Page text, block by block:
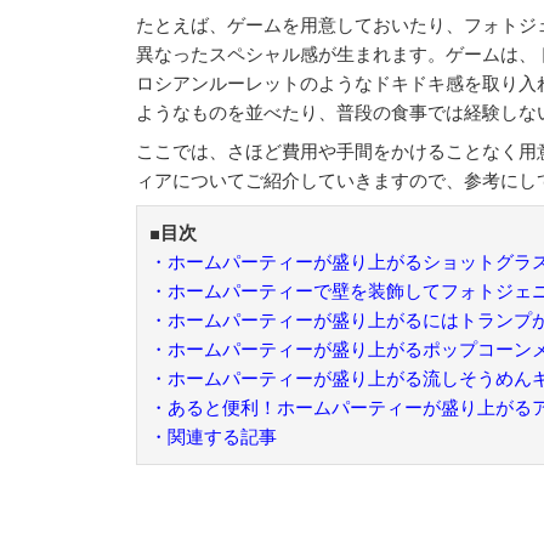
たとえば、ゲームを用意しておいたり、フォト
異なったスペシャル感が生まれます。ゲームは
ロシアンルーレットのようなドキドキ感を取り
ようなものを並べたり、普段の食事では経験し
ここでは、さほど費用や手間をかけることなく
ィアについてご紹介していきますので、参考にし
■目次
・ホームパーティーが盛り上がるショットグ
・ホームパーティーで壁を装飾してフォトジ
・ホームパーティーが盛り上がるにはトラン
・ホームパーティーが盛り上がるポップコー
・ホームパーティーが盛り上がる流しそうめ
・あると便利！ホームパーティーが盛り上がる
・関連する記事